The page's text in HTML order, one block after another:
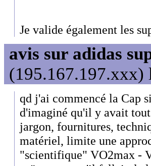
Je valide également les
avis sur adidas
(195.167.197.xxx)
qd j'ai commencé la Cap
d'imaginé qu'il y avait
jargon, fournitures,
matériel, limite une
"scientifique" VO2max -